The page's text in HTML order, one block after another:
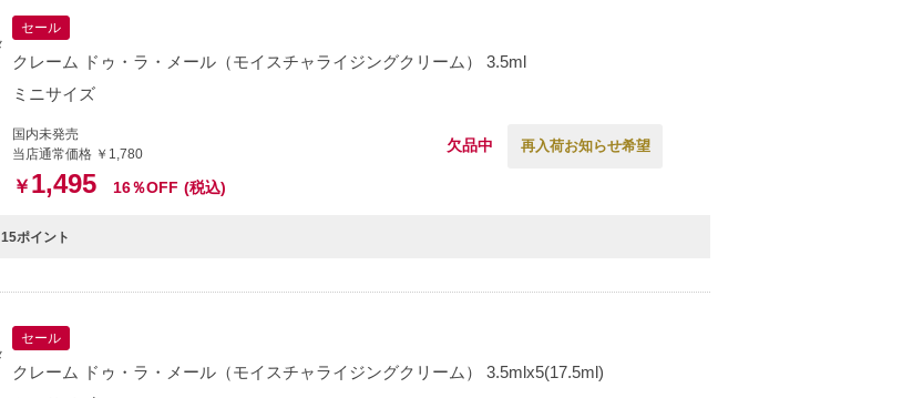
セール
クレーム ドゥ・ラ・メール（モイスチャライジングクリーム） 3.5ml
ミニサイズ
国内未発売
当店通常価格 ￥1,780
￥ 1,495 16％OFF (税込)
欠品中 再入荷お知らせ希望
15ポイント
セール
クレーム ドゥ・ラ・メール（モイスチャライジングクリーム） 3.5mlx5(17.5ml)